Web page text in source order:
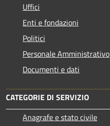
Uffici
Enti e fondazioni
Politici
Personale Amministrativo
Documenti e dati
CATEGORIE DI SERVIZIO
Anagrafe e stato civile